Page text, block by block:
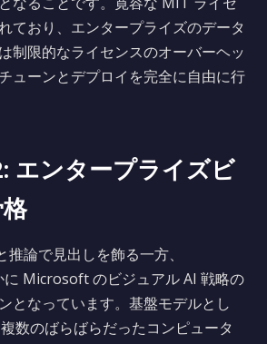
ており、エンタープライズのデータ
制限的なライセンスのオーバーヘッ
ューンとデプロイを完全に自由に行
エンタープライズビ
論で見出しを飾る一方、
に Microsoft のビジュアル AI 戦略の
となっています。基盤モデルとし
数のばらばらだったコンピュータ